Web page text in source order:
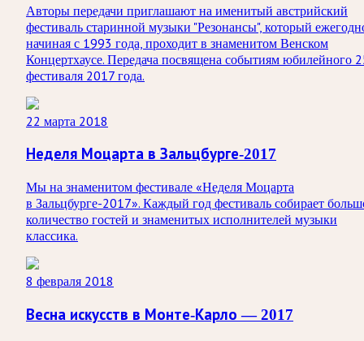
Авторы передачи приглашают на именитый австрийский
фестиваль старинной музыки "Резонансы", который
начиная с 1993 года, проходит в знаменитом Венском
Концертхаусе. Передача посвящена событиям юбилейного
фестиваля 2017 года.
22 марта 2018
Неделя Моцарта в Зальцбурге-2017
Мы на знаменитом фестивале «Неделя Моцарта
в Зальцбурге-2017». Каждый год фестиваль собирает
количество гостей и знаменитых исполнителей музыки
классика.
8 февраля 2018
Весна искусств в Монте-Карло — 2017